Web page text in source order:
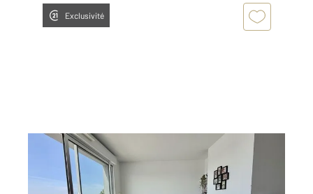
Exclusivité
VANNES 56
65,24 m
, 3 pièces
Ref : 3608